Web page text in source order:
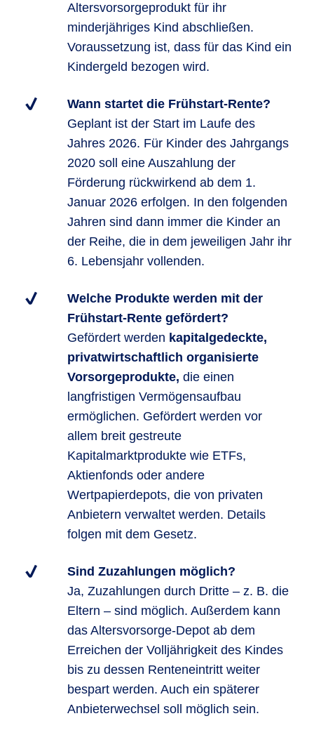
Altersvorsorgeprodukt für ihr
minderjähriges Kind abschließen.
Voraussetzung ist, dass für das Kind ein
Kindergeld bezogen wird.
Wann startet die Frühstart-Rente?
Geplant ist der Start im Laufe des
Jahres 2026. Für Kinder des Jahrgangs
2020 soll eine Auszahlung der
Förderung rückwirkend ab dem 1.
Januar 2026 erfolgen. In den folgenden
Jahren sind dann immer die Kinder an
der Reihe, die in dem jeweiligen Jahr ihr
6. Lebensjahr vollenden.
Welche Produkte werden mit der
Frühstart-Rente gefördert?
Gefördert werden kapitalgedeckte,
privatwirtschaftlich organisierte
Vorsorgeprodukte, die einen
langfristigen Vermögensaufbau
ermöglichen. Gefördert werden vor
allem breit gestreute
Kapitalmarktprodukte wie ETFs,
Aktienfonds oder andere
Wertpapierdepots, die von privaten
Anbietern verwaltet werden. Details
folgen mit dem Gesetz.
Sind Zuzahlungen möglich?
Ja, Zuzahlungen durch Dritte – z. B. die
Eltern – sind möglich. Außerdem kann
das Altersvorsorge-Depot ab dem
Erreichen der Volljährigkeit des Kindes
bis zu dessen Renteneintritt weiter
bespart werden. Auch ein späterer
Anbieterwechsel soll möglich sein.